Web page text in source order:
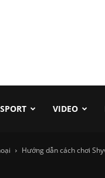
VIDEO
Hướng dẫn cách chơi